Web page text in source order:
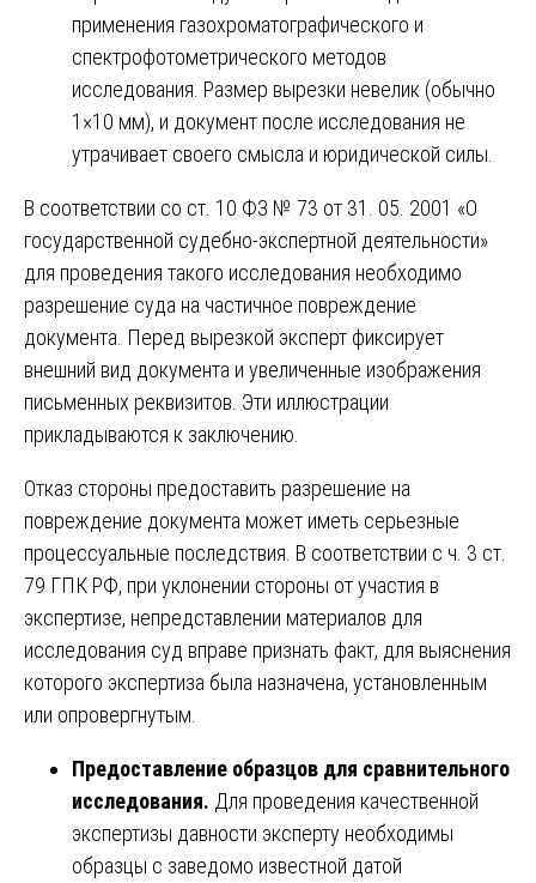
применения газохроматографического и
спектрофотометрического методов
исследования. Размер вырезки невелик (обычно
1×10 мм), и документ после исследования не
утрачивает своего смысла и юридической силы.
В соответствии со ст. 10 ФЗ № 73 от 31. 05. 2001 «О
государственной судебно-экспертной деятельности»
для проведения такого исследования необходимо
разрешение суда на частичное повреждение
документа. Перед вырезкой эксперт фиксирует
внешний вид документа и увеличенные изображения
письменных реквизитов. Эти иллюстрации
прикладываются к заключению.
Отказ стороны предоставить разрешение на
повреждение документа может иметь серьезные
процессуальные последствия. В соответствии с ч. 3 ст.
79 ГПК РФ, при уклонении стороны от участия в
экспертизе, непредставлении материалов для
исследования суд вправе признать факт, для выяснения
которого экспертиза была назначена, установленным
или опровергнутым.
Предоставление образцов для сравнительного
исследования. Для проведения качественной
экспертизы давности эксперту необходимы
образцы с заведомо известной датой